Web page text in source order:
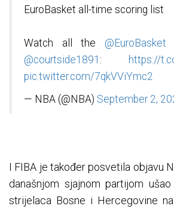
EuroBasket all-time scoring list
Watch all the @EuroBasket
@courtside1891 : https://
pic.twitter.com/7qkVViYmc2
— NBA (@NBA) September 2,
I FIBA je također posvetila objavu
današnjom sjajnom partijom
strijelaca Bosne i Hercegovine